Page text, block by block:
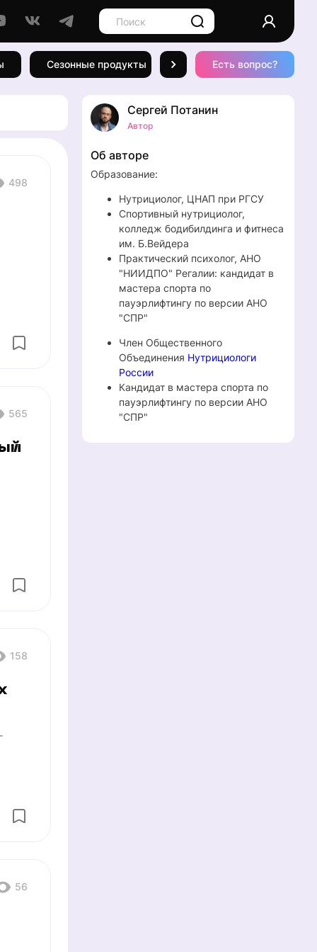
Сезонные продукты Рецепты Спорт и
Есть вопрос?
498
565
158
56
Сергей Потанин
Автор
Об авторе
Образование:
Нутрициолог, ЦНАП при РГСУ
Спортивный нутрициолог,
колледж бодибилдинга и фитнеса
им. Б.Вейдера
Практический психолог, АНО
"НИИДПО" Регалии: кандидат в
мастера спорта по
пауэрлифтингу по версии АНО
"СПР"
Член Общественного
Объединения Нутрициологи
России
Кандидат в мастера спорта по
пауэрлифтингу по версии АНО
"СПР"